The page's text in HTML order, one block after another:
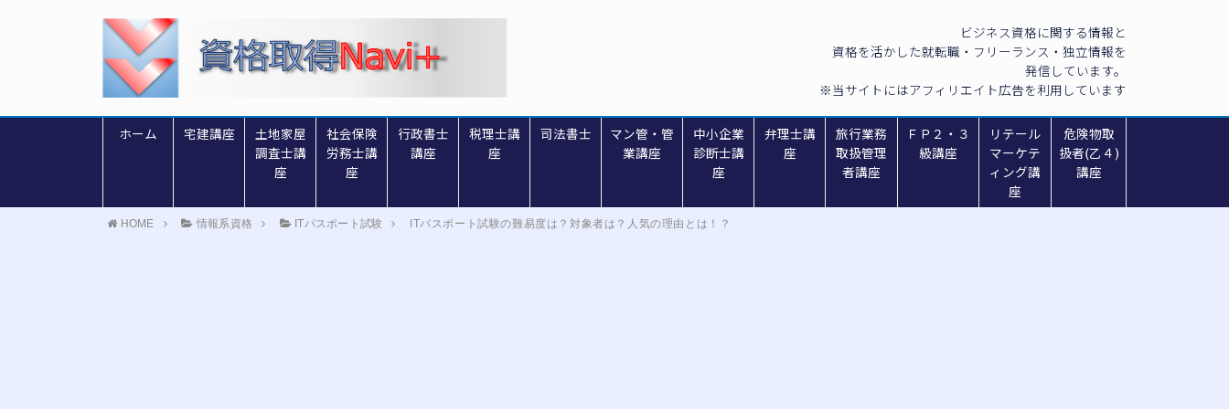
ビジネス資格に関する情報と
資格を活かした就転職・フリーランス・独立情報を
発信しています。
※当サイトにはアフィリエイト広告を利用しています
ホーム 宅建講座
土地家屋
調査士講
座
社会保険
労務士講
座
行政書士
講座
税理士講
座
司法書士
マン管・管
業講座
中小企業
診断士講
座
弁理士講
座
旅行業務
取扱管理
者講座
ＦＰ２・３
級講座
リテール
マーケテ
ィング講
座
危険物取
扱者(乙４)
講座
HOME 情報系資格 ITパスポート試験 ITパスポート試験の難易度は？対象者は？人気の理由とは！？